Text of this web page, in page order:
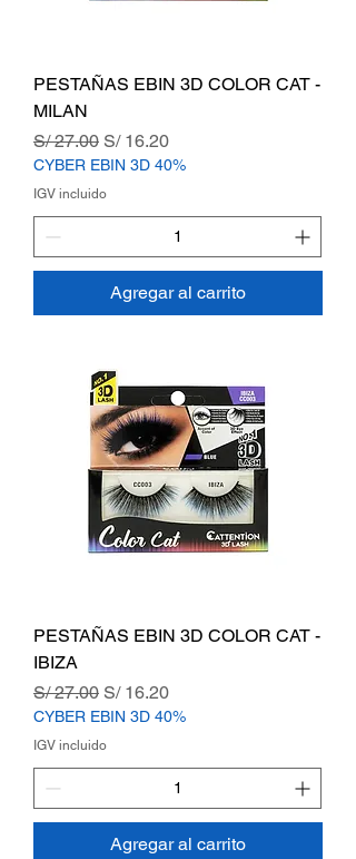
PESTAÑAS EBIN 3D COLOR CAT -
MILAN
Precio
S/ 27.00 Precio de oferta
S/ 16.20
CYBER EBIN 3D 40%
IGV incluido
Agregar al carrito
PESTAÑAS EBIN 3D COLOR CAT -
IBIZA
Precio
S/ 27.00 Precio de oferta
S/ 16.20
CYBER EBIN 3D 40%
IGV incluido
Agregar al carrito